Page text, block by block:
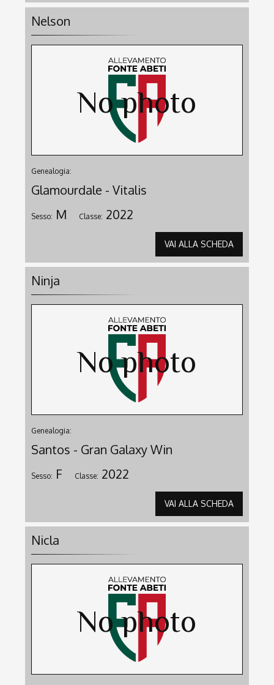
Nelson
Genealogia:
Glamourdale - Vitalis
Sesso: M Classe: 2022
VAI ALLA SCHEDA
Ninja
Genealogia:
Santos - Gran Galaxy Win
Sesso: F Classe: 2022
VAI ALLA SCHEDA
Nicla